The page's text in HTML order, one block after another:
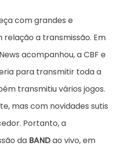
com grandes e
a transmissão. Em
acompanhou, a CBF e
para transmitir toda a
transmitiu vários jogos.
mas com novidades sutis
Portanto, a
da BANDao vivo, em